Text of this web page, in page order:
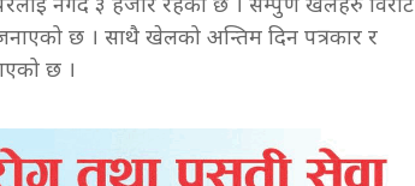
छ । साथै खेलको अन्तिम दिन पत्रकार र
छ ।